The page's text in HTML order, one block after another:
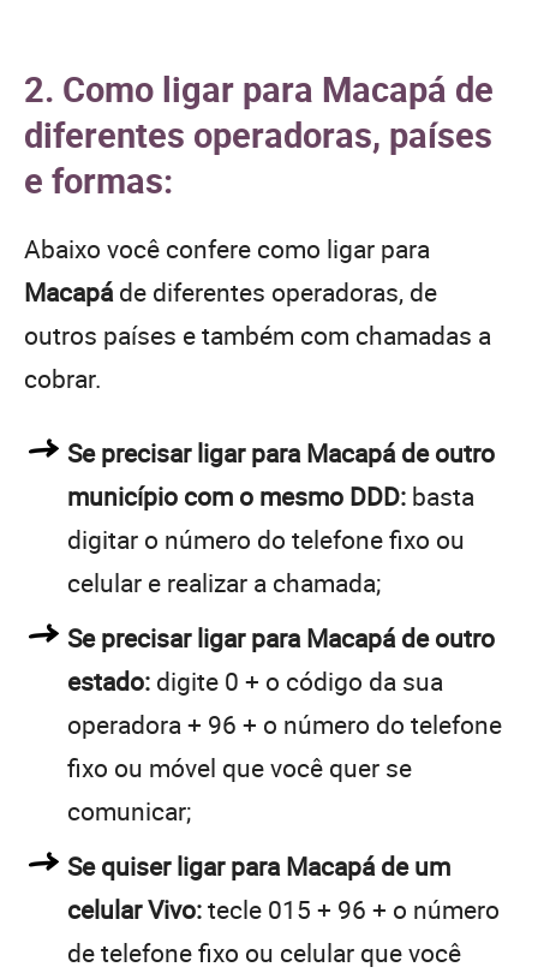
2. Como ligar para Macapá de
diferentes operadoras, países
e formas:
Abaixo você confere como ligar para
Macapá de diferentes operadoras, de
outros países e também com chamadas a
cobrar.
Se precisar ligar para Macapá de outro
município com o mesmo DDD: basta
digitar o número do telefone fixo ou
celular e realizar a chamada;
Se precisar ligar para Macapá de outro
estado: digite 0 + o código da sua
operadora + 96 + o número do telefone
fixo ou móvel que você quer se
comunicar;
Se quiser ligar para Macapá de um
celular Vivo:tecle 015 + 96 + o número
de telefone fixo ou celular que você